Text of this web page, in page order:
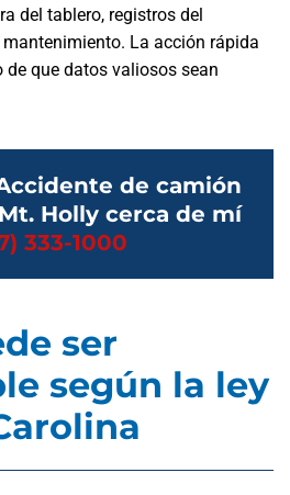
del tablero, registros del
La acción rápida
de que datos valiosos sean
de camión
Holly cerca de mí
333-1000
ser
según la ley